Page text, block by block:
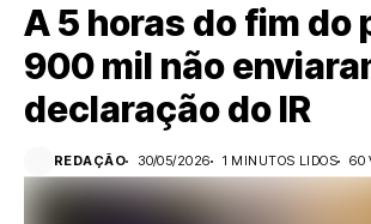
A 5 horas do fim do
900 mil não
declaração do IR
REDAÇÃO 30/05/2026 1 MINUTOS LIDOS 60